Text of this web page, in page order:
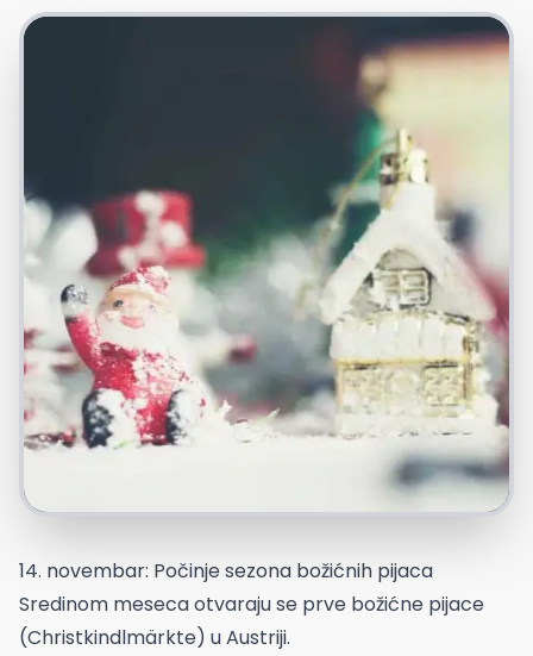
Foto: Freepik.com
14. novembar: Počinje sezona božićnih pijaca
Sredinom meseca otvaraju se prve božićne pijace
(Christkindlmärkte) u Austriji.